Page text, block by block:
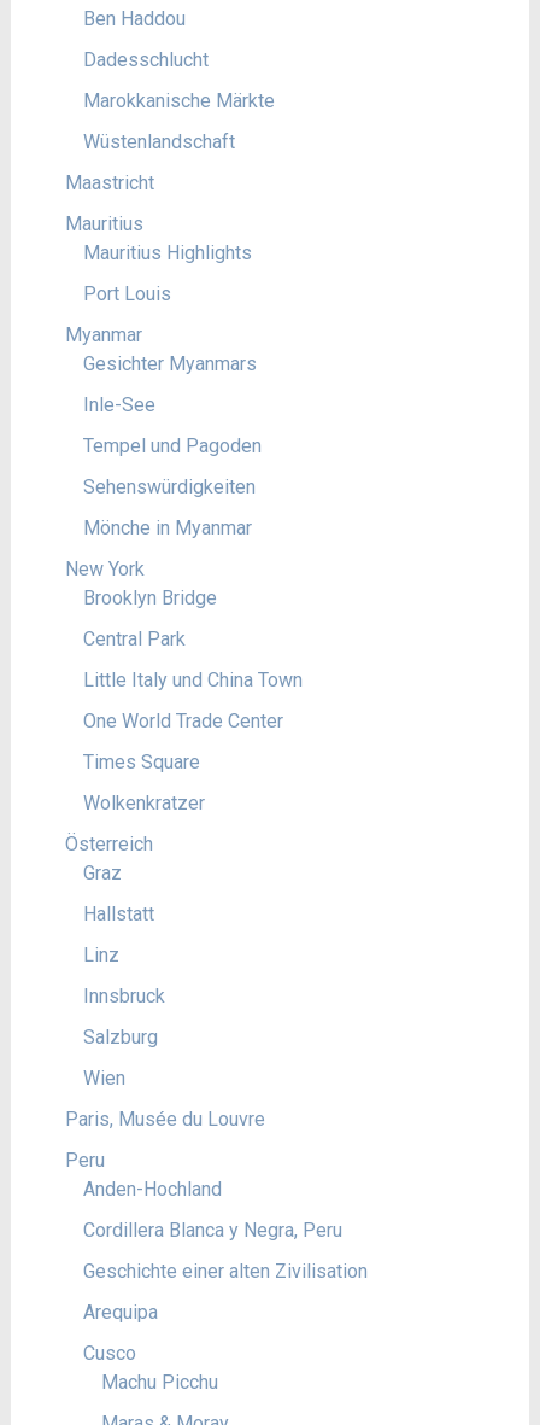
Ben Haddou
Dadesschlucht
Marokkanische Märkte
Wüstenlandschaft
Maastricht
Mauritius
Mauritius Highlights
Port Louis
Myanmar
Gesichter Myanmars
Inle-See
Tempel und Pagoden
Sehenswürdigkeiten
Mönche in Myanmar
New York
Brooklyn Bridge
Central Park
Little Italy und China Town
One World Trade Center
Times Square
Wolkenkratzer
Österreich
Graz
Hallstatt
Linz
Innsbruck
Salzburg
Wien
Paris, Musée du Louvre
Peru
Anden-Hochland
Cordillera Blanca y Negra, Peru
Geschichte einer alten Zivilisation
Arequipa
Cusco
Machu Picchu